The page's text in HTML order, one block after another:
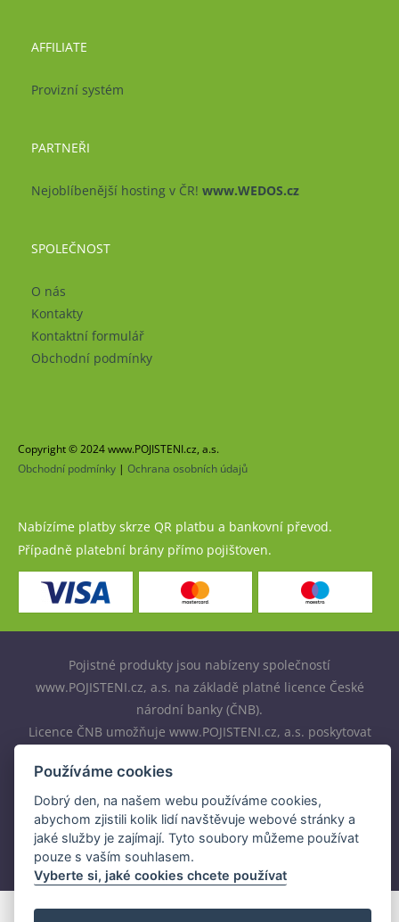
AFFILIATE
Provizní systém
PARTNEŘI
Nejoblíbenější hosting v ČR! www.WEDOS.cz
SPOLEČNOST
O nás
Kontakty
Kontaktní formulář
Obchodní podmínky
Copyright © 2024 www.POJISTENI.cz, a.s.
Obchodní podmínky | Ochrana osobních údajů
Nabízíme platby skrze QR platbu a bankovní převod.
Případně platební brány přímo pojišťoven.
Pojistné produkty jsou nabízeny společností
www.POJISTENI.cz, a.s. na základě platné licence České
národní banky (ČNB).
Licence ČNB umožňuje www.POJISTENI.cz, a.s. poskytovat
Používáme cookies
Dobrý den, na našem webu používáme cookies,
abychom zjistili kolik lidí navštěvuje webové stránky a
jaké služby je zajímají. Tyto soubory můžeme používat
pouze s vaším souhlasem.
Vyberte si, jaké cookies chcete používat